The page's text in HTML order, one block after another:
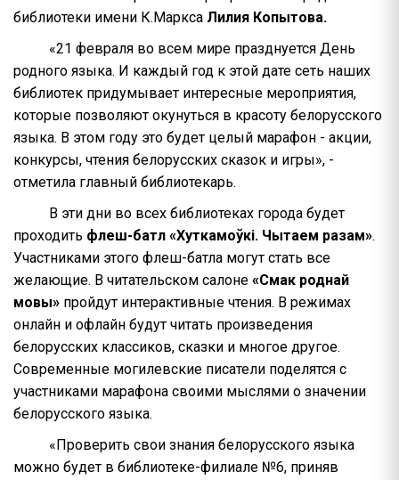
библиотеки имени К.Маркса Лилия Копытова.
«21 февраля во всем мире празднуется День
родного языка. И каждый год к этой дате сеть наших
библиотек придумывает интересные мероприятия,
которые позволяют окунуться в красоту белорусского
языка. В этом году это будет целый марафон - акции,
конкурсы, чтения белорусских сказок и игры», -
отметила главный библиотекарь.
В эти дни во всех библиотеках города будет
проходить флеш-батл «Хуткамоўкі. Чытаем разам».
Участниками этого флеш-батла могут стать все
желающие. В читательском салоне «Смак роднай
мовы» пройдут интерактивные чтения. В режимах
онлайн и офлайн будут читать произведения
белорусских классиков, сказки и многое другое.
Современные могилевские писатели поделятся с
участниками марафона своими мыслями о значении
белорусского языка.
«Проверить свои знания белорусского языка
можно будет в библиотеке-филиале №6, приняв